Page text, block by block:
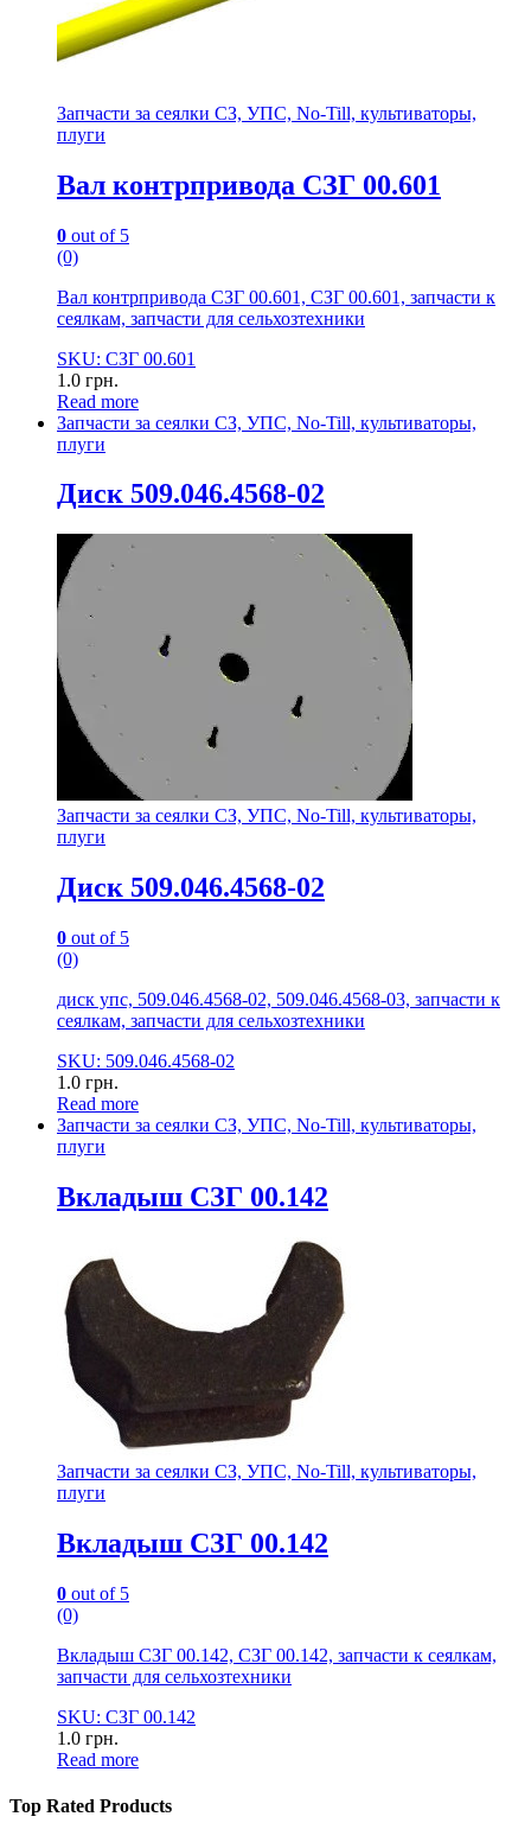
Запчасти за сеялки СЗ, УПС, No-Till, культиваторы,
плуги
Вал контрпривода СЗГ 00.601
0 out of 5
(0)
Вал контрпривода СЗГ 00.601, СЗГ 00.601, запчасти к
сеялкам, запчасти для сельхозтехники
SKU: СЗГ 00.601
1.0 грн.
Read more
Запчасти за сеялки СЗ, УПС, No-Till, культиваторы,
плуги
Диск 509.046.4568-02
Запчасти за сеялки СЗ, УПС, No-Till, культиваторы,
плуги
Диск 509.046.4568-02
0 out of 5
(0)
диск упс, 509.046.4568-02, 509.046.4568-03, запчасти к
сеялкам, запчасти для сельхозтехники
SKU: 509.046.4568-02
1.0 грн.
Read more
Запчасти за сеялки СЗ, УПС, No-Till, культиваторы,
плуги
Вкладыш СЗГ 00.142
Запчасти за сеялки СЗ, УПС, No-Till, культиваторы,
плуги
Вкладыш СЗГ 00.142
0 out of 5
(0)
Вкладыш СЗГ 00.142, СЗГ 00.142, запчасти к сеялкам,
запчасти для сельхозтехники
SKU: СЗГ 00.142
1.0 грн.
Read more
Top Rated Products